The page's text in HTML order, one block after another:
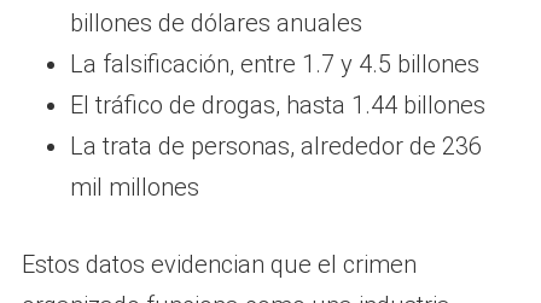
billones de dólares anuales
La falsificación, entre 1.7 y 4.5 billones
El tráfico de drogas, hasta 1.44 billones
La trata de personas, alrededor de 236
mil millones
Estos datos evidencian que el crimen